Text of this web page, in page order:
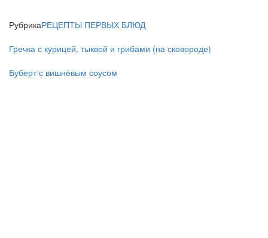
РубрикаРЕЦЕПТЫ ПЕРВЫХ БЛЮД
Гречка с курицей, тыквой и грибами (на сковороде)
Буберт с вишнёвым соусом